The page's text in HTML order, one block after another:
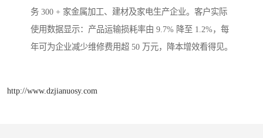
务 300 + 家金属加工、建材及家电生产企业。客户实际
使用数据显示：产品运输损耗率由 9.7% 降至 1.2%，每
年可为企业减少维修费用超 50 万元，降本增效看得见。
http://www.dzjianuosy.com